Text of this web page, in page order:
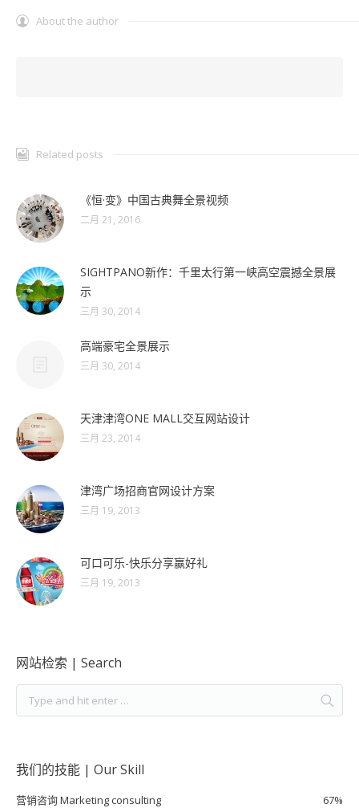
About the author
Related posts
《恒·变》中国古典舞全景视频
二月 21, 2016
SIGHTPANO新作：千里太行第一峡高空震撼全景展
示
三月 30, 2014
高端豪宅全景展示
三月 30, 2014
天津津湾ONE MALL交互网站设计
三月 23, 2014
津湾广场招商官网设计方案
三月 19, 2013
可口可乐-快乐分享赢好礼
三月 19, 2013
网站检索 | Search
我们的技能 | Our Skill
营销咨询 Marketing consulting 67%